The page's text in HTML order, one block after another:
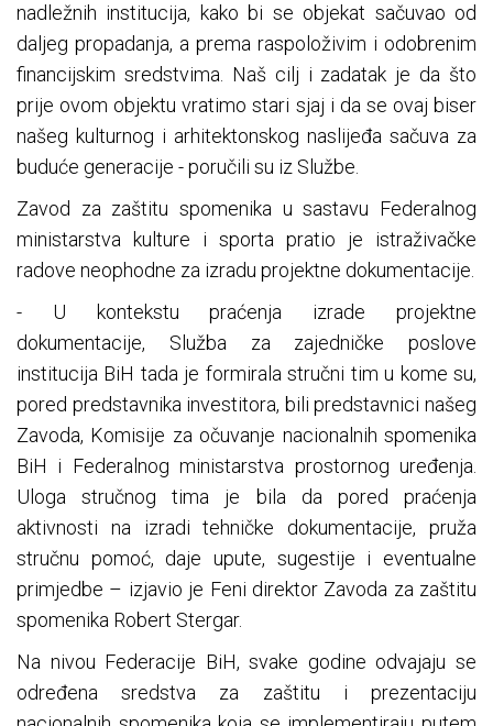
nadležnih institucija, kako bi se objekat sačuvao od
daljeg propadanja, a prema raspoloživim i odobrenim
financijskim sredstvima. Naš cilj i zadatak je da što
prije ovom objektu vratimo stari sjaj i da se ovaj biser
našeg kulturnog i arhitektonskog naslijeđa sačuva za
buduće generacije - poručili su iz Službe.
Zavod za zaštitu spomenika u sastavu Federalnog
ministarstva kulture i sporta pratio je istraživačke
radove neophodne za izradu projektne dokumentacije.
- U kontekstu praćenja izrade projektne
dokumentacije, Služba za zajedničke poslove
institucija BiH tada je formirala stručni tim u kome su,
pored predstavnika investitora, bili predstavnici našeg
Zavoda, Komisije za očuvanje nacionalnih spomenika
BiH i Federalnog ministarstva prostornog uređenja.
Uloga stručnog tima je bila da pored praćenja
aktivnosti na izradi tehničke dokumentacije, pruža
stručnu pomoć, daje upute, sugestije i eventualne
primjedbe – izjavio je Feni direktor Zavoda za zaštitu
spomenika Robert Stergar.
Na nivou Federacije BiH, svake godine odvajaju se
određena sredstva za zaštitu i prezentaciju